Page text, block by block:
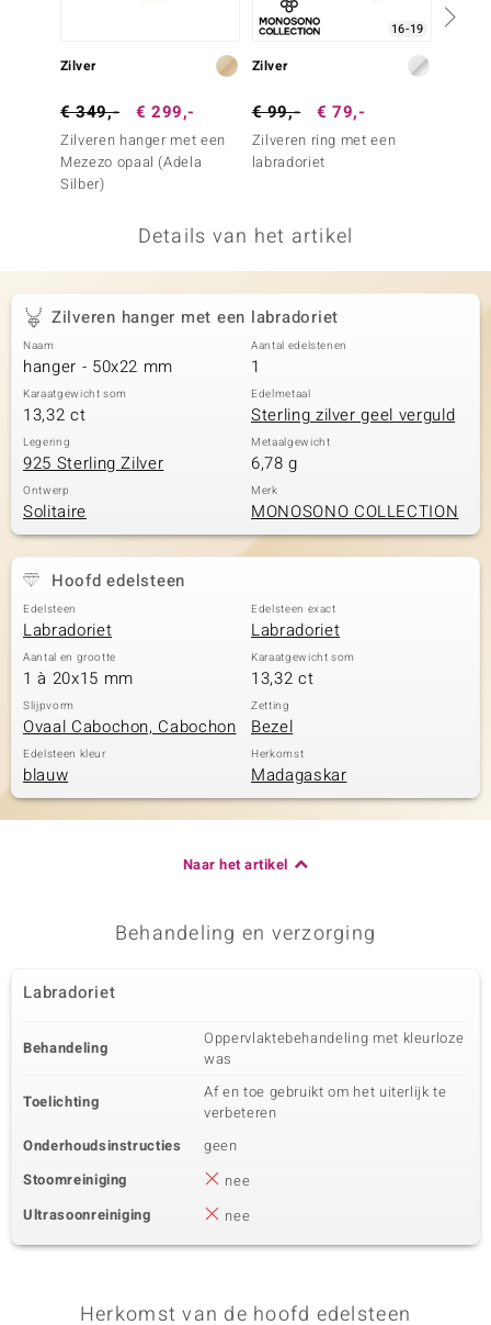
Collection
Zilver
€ 349,- € 299,-
Zilveren hanger met een
Mezezo opaal (Adela
Silber)
16-19
Zilver
€ 99,- € 79,-
Zilveren ring met een
labradoriet
Details van het artikel
Zilveren hanger met een labradoriet
Naam
hanger - 50x22 mm
Aantal edelstenen
1
Karaatgewicht som
13,32 ct
Edelmetaal
Sterling zilver geel verguld
Legering
925 Sterling Zilver
Metaalgewicht
6,78 g
Ontwerp
Solitaire
Merk
MONOSONO COLLECTION
Hoofd edelsteen
Edelsteen
Labradoriet
Edelsteen exact
Labradoriet
Aantal en grootte
1 à 20x15 mm
Karaatgewicht som
13,32 ct
Slijpvorm
Ovaal Cabochon, Cabochon
Zetting
Bezel
Edelsteen kleur
blauw
Herkomst
Madagaskar
Naar het artikel
Behandeling en verzorging
Labradoriet
Behandeling
Oppervlaktebehandeling met kleurloze
was
Toelichting
Af en toe gebruikt om het uiterlijk te
verbeteren
Onderhoudsinstructies
geen
Stoomreiniging
nee
Ultrasoonreiniging
nee
Herkomst van de hoofd edelsteen